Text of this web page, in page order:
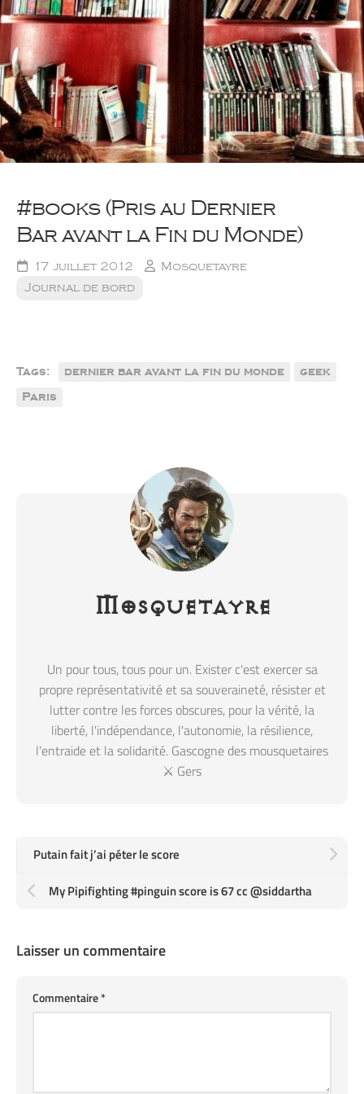
#books (Pris au Dernier
Bar avant la Fin du Monde)
17 juillet 2012
Mosquetayre
Journal de bord
Tags: dernier bar avant la fin du monde
geek
Paris
Mosquetayre
Un pour tous, tous pour un. Exister c'est exercer sa
propre représentativité et sa souveraineté, résister et
lutter contre les forces obscures, pour la vérité, la
liberté, l'indépendance, l'autonomie, la résilience,
l'entraide et la solidarité. Gascogne des mousquetaires
⚔️ Gers
Putain fait j’ai péter le score
My Pipifighting #pinguin score is 67 cc @siddartha
Laisser un commentaire
Commentaire*